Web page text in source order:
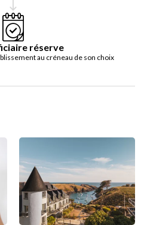
réserve
au créneau de son choix